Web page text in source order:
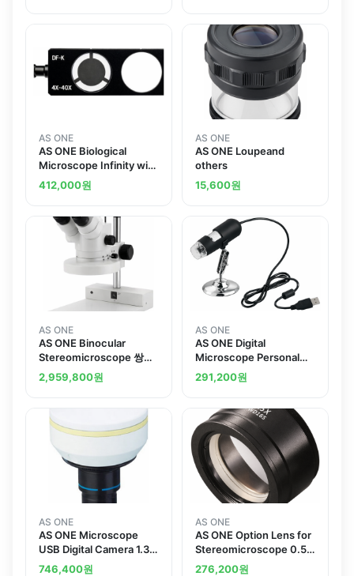
AS ONE
AS ONE Biological
Microscope Infinity with
Plano Lens3 Eyesand
others
412,000원
AS ONE
AS ONE Loupeand
others
15,600원
AS ONE
AS ONE Binocular
Stereomicroscope 쌍안
실체현미경
2,959,800원
AS ONE
AS ONE Digital
Microscope Personal
Computer Connection
and others
291,200원
AS ONE
AS ONE Microscope
USB Digital Camera 1.3
Mega-pixeland others
746,400원
AS ONE
AS ONE Option Lens for
Stereomicroscope 0.5
xand others
276,200원